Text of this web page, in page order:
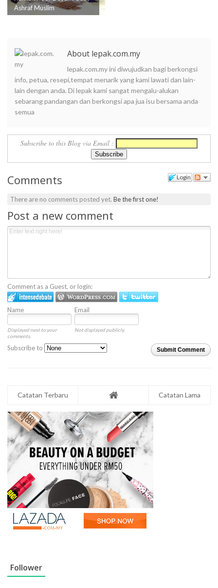
Ashraf Muslim
About lepak.com.my
lepak.com.my ini diwujudkan bagi berkongsi
info, petua, resepi,tempat menarik yang kami lawati dan lain-
lain dengan anda. Di lepak kami sangat mengalu-alukan
sebarang pandangan dan berkongsi apa jua isu bersama anda
semua
Subscribe to this Blog via Email :
Login
Comments
There are no comments posted yet.Be the first one!
Post a new comment
Comment as a Guest, or login:
Name Email
Displayed next to your
comments.
Not displayed publicly.
Submit Comment
Subscribe to
Catatan Terbaru Catatan Lama
Follower